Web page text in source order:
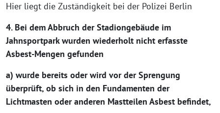
Hier liegt die Zuständigkeit bei der Polizei Berlin
4. Bei dem Abbruch der Stadiongebäude im
Jahnsportpark wurden wiederholt nicht erfasste
Asbest-Mengen gefunden
a) wurde bereits oder wird vor der Sprengung
überprüft, ob sich in den Fundamenten der
Lichtmasten oder anderen Mastteilen Asbest befindet,